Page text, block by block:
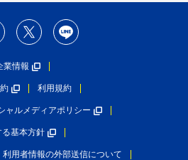
業情報
利用規約
ャルメディアポリシー
基本方針
利用者情報の外部送信について